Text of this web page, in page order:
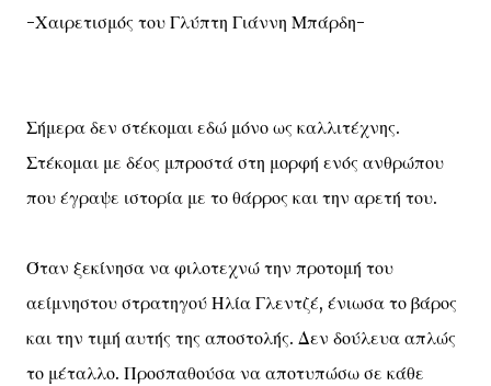
-Χαιρετισμός του Γλύπτη Γιάννη Μπάρδη-
Σήμερα δεν στέκομαι εδώ μόνο ως καλλιτέχνης.
Στέκομαι με δέος μπροστά στη μορφή ενός ανθρώπου
που έγραψε ιστορία με το θάρρος και την αρετή του.
Όταν ξεκίνησα να φιλοτεχνώ την προτομή του
αείμνηστου στρατηγού Ηλία Γλεντζέ, ένιωσα το βάρος
και την τιμή αυτής της αποστολής. Δεν δούλευα απλώς
το μέταλλο. Προσπαθούσα να αποτυπώσω σε κάθε